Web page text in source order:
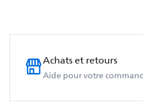
Achats et retours
Aide pour votre